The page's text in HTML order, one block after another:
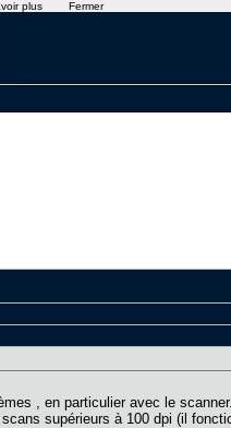
, en particulier avec le
supérieurs à 100 dpi (il
plus Fermer